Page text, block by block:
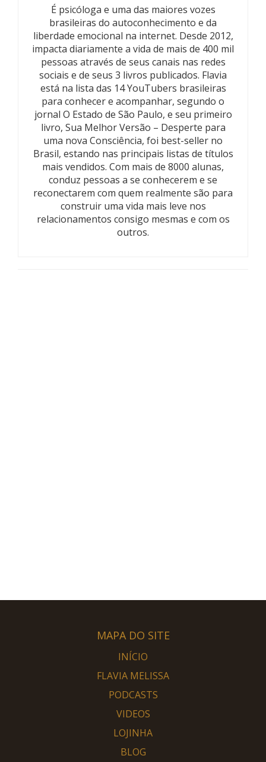
É psicóloga e uma das maiores vozes
brasileiras do autoconhecimento e da
liberdade emocional na internet. Desde 2012,
impacta diariamente a vida de mais de 400 mil
pessoas através de seus canais nas redes
sociais e de seus 3 livros publicados. Flavia
está na lista das 14 YouTubers brasileiras
para conhecer e acompanhar, segundo o
jornal O Estado de São Paulo, e seu primeiro
livro, Sua Melhor Versão – Desperte para
uma nova Consciência, foi best-seller no
Brasil, estando nas principais listas de títulos
mais vendidos. Com mais de 8000 alunas,
conduz pessoas a se conhecerem e se
reconectarem com quem realmente são para
construir uma vida mais leve nos
relacionamentos consigo mesmas e com os
outros.
MAPA DO SITE
INÍCIO
FLAVIA MELISSA
PODCASTS
VIDEOS
LOJINHA
BLOG